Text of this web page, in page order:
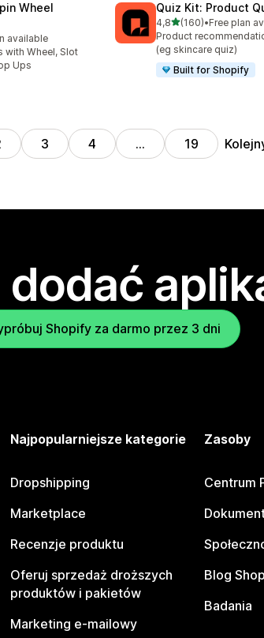
Wheel
163
available
with Wheel, Slot
Ups
Quiz Kit: Product
4,8na 5 gwiazdek
(160)
Łączna liczba recenzji:
•Free plan
Product
(eg skincare quiz)
Built for Shopify
3 4 … 19
Shopify za darmo przez 3 dni
Najpopularniejsze kategorie
Dropshipping
Marketplace
Recenzje produktu
Oferuj sprzedaż droższych
produktów i pakietów
Marketing e-mailowy
Zasoby
Centrum
Blog
Badania